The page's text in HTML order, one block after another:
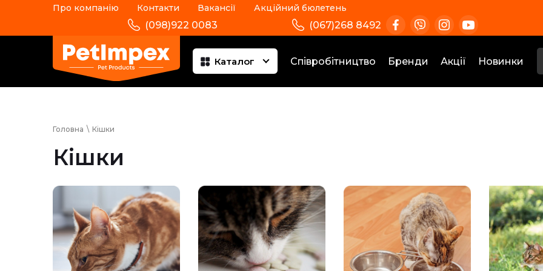
Про компанію Контакти Вакансії Акційний бюлетень
(098)922 0083 (067)268 8492
Каталог Співробітництво Бренди Акції Новинки
Головна \ Кішки
Кішки